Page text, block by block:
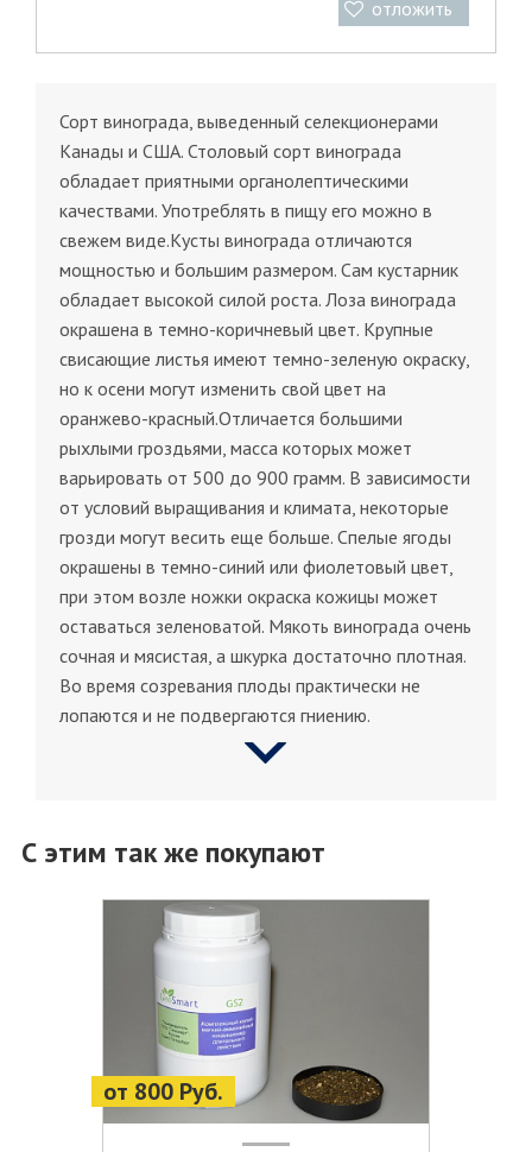
отложить
Сорт винограда, выведенный селекционерами
Канады и США. Столовый сорт винограда
обладает приятными органолептическими
качествами. Употреблять в пищу его можно в
свежем виде.Кусты винограда отличаются
мощностью и большим размером. Сам кустарник
обладает высокой силой роста. Лоза винограда
окрашена в темно-коричневый цвет. Крупные
свисающие листья имеют темно-зеленую окраску,
но к осени могут изменить свой цвет на
оранжево-красный.Отличается большими
рыхлыми гроздьями, масса которых может
варьировать от 500 до 900 грамм. В зависимости
от условий выращивания и климата, некоторые
грозди могут весить еще больше. Спелые ягоды
окрашены в темно-синий или фиолетовый цвет,
при этом возле ножки окраска кожицы может
оставаться зеленоватой. Мякоть винограда очень
сочная и мясистая, а шкурка достаточно плотная.
Во время созревания плоды практически не
лопаются и не подвергаются гниению.
С этим так же покупают
от 800 Руб.